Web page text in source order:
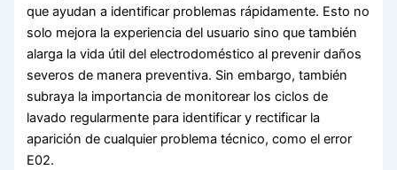
que ayudan a identificar problemas rápidamente. Esto no
solo mejora la experiencia del usuario sino que también
alarga la vida útil del electrodoméstico al prevenir daños
severos de manera preventiva. Sin embargo, también
subraya la importancia de monitorear los ciclos de
lavado regularmente para identificar y rectificar la
aparición de cualquier problema técnico, como el error
E02.